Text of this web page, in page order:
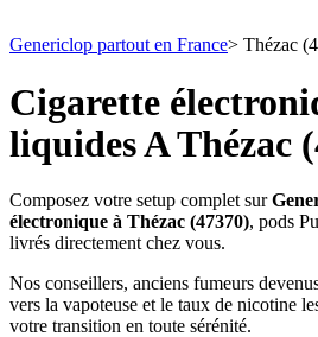
Genericlop partout en France> Thézac
Cigarette
liquides A Thézac
Composez votre setup complet sur
électronique à Thézac (47370), pods
livrés directement chez vous.
Nos conseillers, anciens fumeurs
vers la vapoteuse et le taux de nicotine
votre transition en toute sérénité.